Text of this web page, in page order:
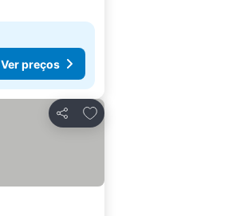
Ver preços
Partilhar
Adicionar aos favoritos